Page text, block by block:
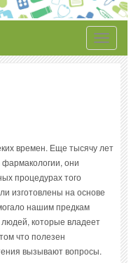
Toggle
времен. Еще тысячу лет
фармакологии, они
процедурах того
изготовлены на основе
нашим предкам
которые владеет
что полезен
вызывают вопросы.